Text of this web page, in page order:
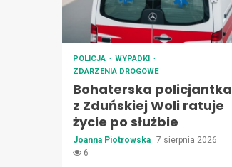
POLICJA
WYPADKI
ZDARZENIA DROGOWE
Bohaterska policjantka
z Zduńskiej Woli ratuje
życie po służbie
Joanna Piotrowska 7 sierpnia 2026
6